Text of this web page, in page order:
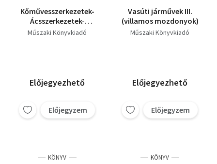
Kőművesszerkezetek-
Ácsszerkezetek-
Épületek szakipari
Műszaki Könyvkiadó
Előjegyezhető
Előjegyzem
Vasúti járművek III.
(villamos mozdonyok)
Műszaki Könyvkiadó
Előjegyezhető
Előjegyzem
KÖNYV KÖNYV